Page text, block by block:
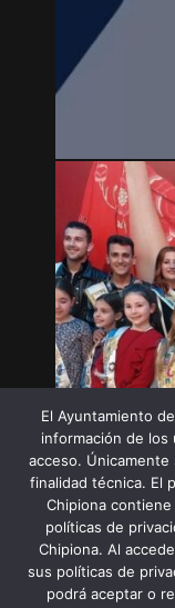
El Ayuntamiento
información de los
acceso.
finalidad técnica. El
Chipiona
políticas de
Chipiona. Al
sus políticas de
podrá aceptar o